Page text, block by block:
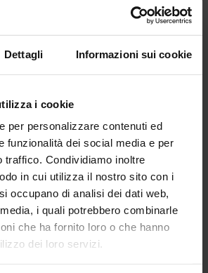
Dettagli Informazioni sui cookie
i cookie
per personalizzare contenuti ed
funzionalità dei social media e per
traffico. Condividiamo inoltre
in cui utilizza il nostro sito con i
occupano di analisi dei dati web,
i quali potrebbero combinarle
che ha fornito loro o che hanno
dei loro servizi.
Pad. 26Stand:B127
Aggiungi ai preferiti
ASSEMBLAGGI
SRL
MECCANICA
Pad. 26 Stand:B78